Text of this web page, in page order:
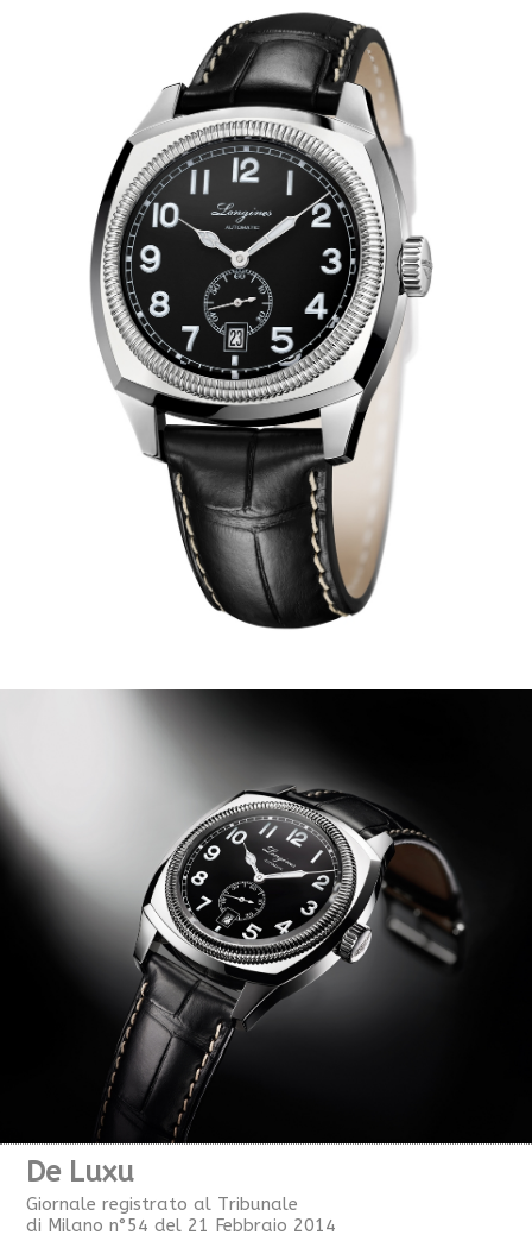
De Luxu
Giornale registrato al Tribunale
di Milano n°54 del 21 Febbraio 2014